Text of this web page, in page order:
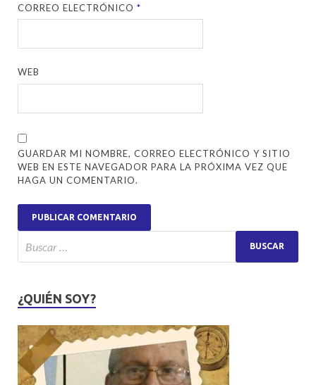
CORREO ELECTRÓNICO*
WEB
GUARDAR MI NOMBRE, CORREO ELECTRÓNICO Y SITIO
WEB EN ESTE NAVEGADOR PARA LA PRÓXIMA VEZ QUE
HAGA UN COMENTARIO.
¿QUIÉN SOY?